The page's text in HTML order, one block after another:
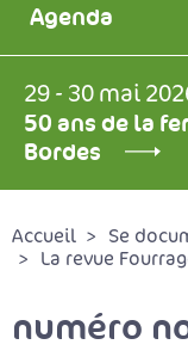
Agenda
29 - 30 mai
50 ans de la
Bordes
Accueil
Se
La revue
numéro